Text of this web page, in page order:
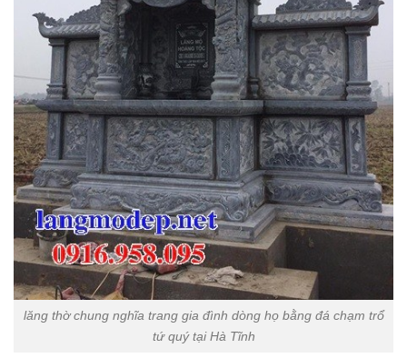
lăng thờ chung nghĩa trang gia đình dòng họ bằng đá chạm trổ
tứ quý tại Hà Tĩnh